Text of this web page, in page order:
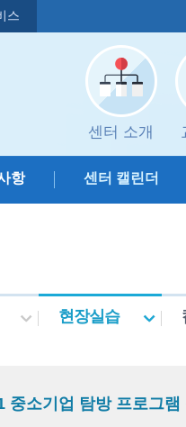
스
센터 소개
항 센터 캘린더
현장실습
중소기업 탐방 프로그